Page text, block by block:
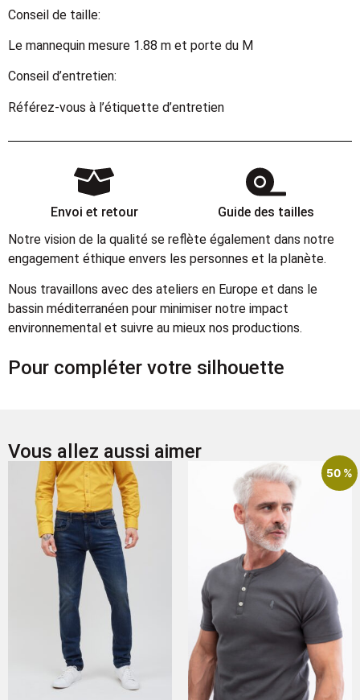
Conseil de taille:
Le mannequin mesure 1.88 m et porte du M
Conseil d’entretien:
Référez-vous à l’étiquette d’entretien
Envoi et retour
Guide des tailles
Notre vision de la qualité se reflète également dans notre
engagement éthique envers les personnes et la planète.
Nous travaillons avec des ateliers en Europe et dans le
bassin méditerranéen pour minimiser notre impact
environnemental et suivre au mieux nos productions.
Pour compléter votre silhouette
Vous allez aussi aimer
50 %